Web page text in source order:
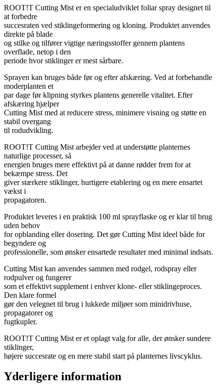
ROOT!T Cutting Mist er en specialudviklet foliar spray designet til
at forbedre
succesraten ved stiklingeformering og kloning. Produktet anvendes
direkte på blade
og stilke og tilfører vigtige næringsstoffer gennem plantens
overflade, netop i den
periode hvor stiklinger er mest sårbare.
Sprayen kan bruges både før og efter afskæring. Ved at forbehandle
moderplanten et
par dage før klipning styrkes plantens generelle vitalitet. Efter
afskæring hjælper
Cutting Mist med at reducere stress, minimere visning og støtte en
stabil overgang
til rodudvikling.
ROOT!T Cutting Mist arbejder ved at understøtte planternes
naturlige processer, så
energien bruges mere effektivt på at danne rødder frem for at
bekæmpe stress. Det
giver stærkere stiklinger, hurtigere etablering og en mere ensartet
vækst i
propagatoren.
Produktet leveres i en praktisk 100 ml sprayflaske og er klar til brug
uden behov
for opblanding eller dosering. Det gør Cutting Mist ideel både for
begyndere og
professionelle, som ønsker ensartede resultater med minimal indsats.
Cutting Mist kan anvendes sammen med rodgel, rodspray eller
rodpulver og fungerer
som et effektivt supplement i enhver klone- eller stiklingeproces.
Den klare formel
gør den velegnet til brug i lukkede miljøer som minidrivhuse,
propagatorer og
fugtkupler.
ROOT!T Cutting Mist er et oplagt valg for alle, der ønsker sundere
stiklinger,
højere succesrate og en mere stabil start på planternes livscyklus.
Yderligere information